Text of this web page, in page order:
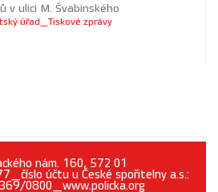
v ulici M. Švabinského
úřad_Tiskové zprávy
nám. 160, 572 01
účtu u České spořitelny a.s.:
0800_www.policka.org